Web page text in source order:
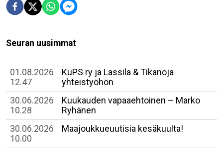
Seuran uusimmat
01.08.2026
12.47
KuPS ry ja Lassila & Tikanoja
yhteistyöhön
30.06.2026
10.28
Kuukauden vapaaehtoinen – Marko
Ryhänen
30.06.2026
10.00
Maajoukkueuutisia kesäkuulta!